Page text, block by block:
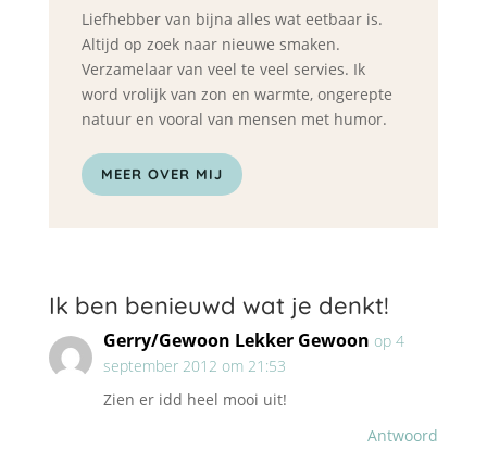
Liefhebber van bijna alles wat eetbaar is.
Altijd op zoek naar nieuwe smaken.
Verzamelaar van veel te veel servies. Ik
word vrolijk van zon en warmte, ongerepte
natuur en vooral van mensen met humor.
MEER OVER MIJ
Ik ben benieuwd wat je denkt!
Gerry/Gewoon Lekker Gewoon op 4
september 2012 om 21:53
Zien er idd heel mooi uit!
Antwoord